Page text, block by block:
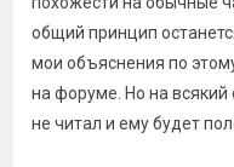
общий принцип
мои объяснения по
на форуме. Но на всякий
не читал и ему будет